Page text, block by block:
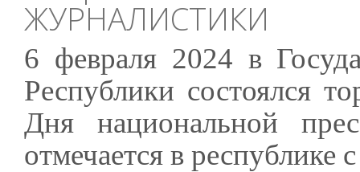
ЖУРНАЛИСТИКИ
6 февраля 2024 в
Республики состоялся
Дня национальной
отмечается в республике